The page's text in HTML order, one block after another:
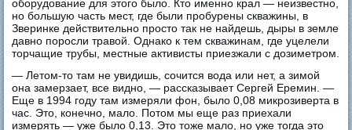
оборудование для этого было. Кто именно крал — неизвестно,
но большую часть мест, где были пробурены скважины, в
Зверинке действительно просто так не найдешь, дыры в земле
давно поросли травой. Однако к тем скважинам, где уцелели
торчащие трубы, местные активисты приезжали с дозиметром.
— Летом-то там не увидишь, сочится вода или нет, а зимой
она замерзает, все видно, — рассказывает Сергей Еремин. —
Еще в 1994 году там измеряли фон, было 0,08 микрозиверта в
час. Это, конечно, мало. Потом мы еще раз приехали
измерять — уже было 0,13. Это тоже мало, но уже тогда это